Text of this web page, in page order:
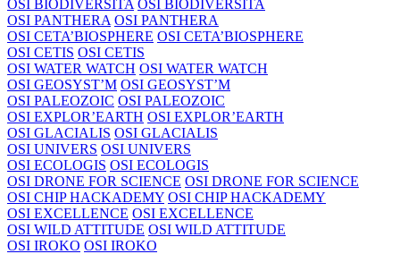
OSI BIODIVERSITA OSI BIODIVERSITA
OSI PANTHERA OSI PANTHERA
OSI CETA’BIOSPHERE OSI CETA’BIOSPHERE
OSI CETIS OSI CETIS
OSI WATER WATCH OSI WATER WATCH
OSI GEOSYST’M OSI GEOSYST’M
OSI PALEOZOIC OSI PALEOZOIC
OSI EXPLOR’EARTH OSI EXPLOR’EARTH
OSI GLACIALIS OSI GLACIALIS
OSI UNIVERS OSI UNIVERS
OSI ECOLOGIS OSI ECOLOGIS
OSI DRONE FOR SCIENCE OSI DRONE FOR SCIENCE
OSI CHIP HACKADEMY OSI CHIP HACKADEMY
OSI EXCELLENCE OSI EXCELLENCE
OSI WILD ATTITUDE OSI WILD ATTITUDE
OSI IROKO OSI IROKO